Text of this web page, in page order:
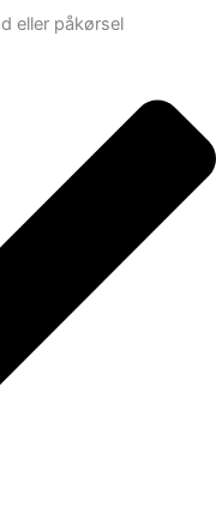
eller påkørsel